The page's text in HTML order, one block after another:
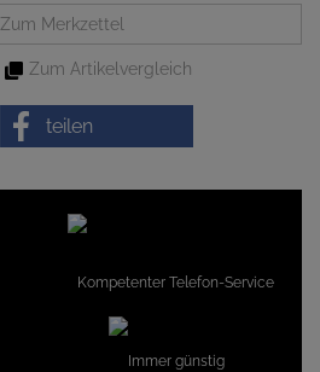
Zum Merkzettel
Zum Artikelvergleich
teilen
Kompetenter Telefon-Service
Immer günstig